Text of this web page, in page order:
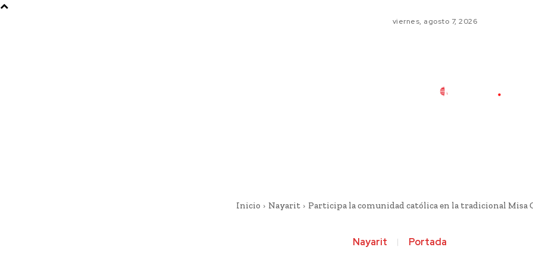
viernes, agosto 7, 2026
Inicio Nayarit Participa la comunidad católica en la tradicional Misa
Nayarit Portada